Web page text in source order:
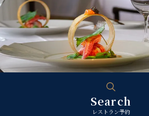
Search
レストラン予約